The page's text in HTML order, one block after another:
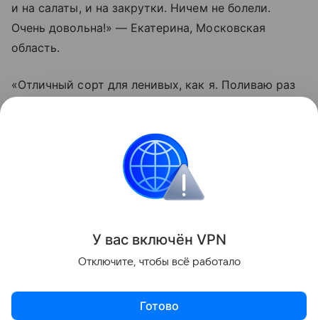
и на салаты, и на закрутки. Ничем не болели.
Очень довольна!» — Екатерина, Московская
область.
«Отличный сорт для ленивых, как я. Поливаю раз
после дождей. Вкус действительно насыщенный.
Буду сажать еще», — Олег, Краснодарский край.
У вас включён VPN
Отключите, чтобы всё работало
Готово